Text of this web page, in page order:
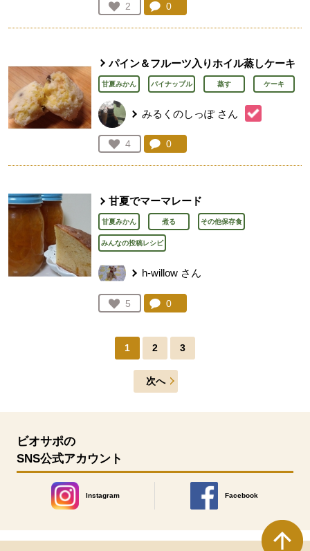
お気に入り登録：
2
人が登録
コメント：
0
パイン＆フルーツ入りホイル蒸しケーキ
甘夏みかん パイナップル 蒸す ケーキ
みるくのしっぽ さん
お気に入り登録：
4
人が登録
コメント：
0
甘夏でマーマレード
甘夏みかん 煮る その他保存食
みんなの投稿レシピ
h-willow さん
お気に入り登録：
5
人が登録
コメント：
0
1 2 3
次へ
ビオサポの
SNS公式アカウント
Instagram
別のウィンドウで開きます。
Facebook
別のウィンドウで開きます